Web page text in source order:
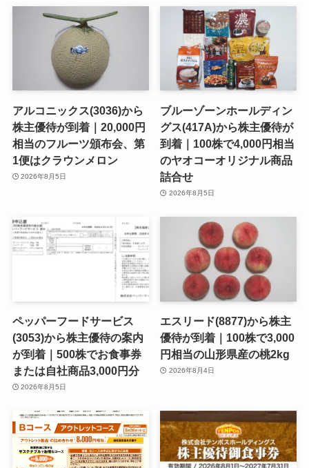
アルコニックス(3036)から
株主優待が到着｜20,000円
相当のフルーツ頒布会、第
1便はクラウンメロン
2026年8月5日
ブルーゾーンホールディン
グス(417A)から株主優待が
到着｜100株で4,000円相当
のヤオコーオリジナル商品
詰合せ
2026年8月5日
ペッパーフードサービス
(3053)から株主優待の案内
が到着｜500株でお食事券
または自社商品3,000円分
2026年8月5日
エスリード(8877)から株主
優待が到着｜100株で3,000
円相当の山形県産の桃2kg
2026年8月4日